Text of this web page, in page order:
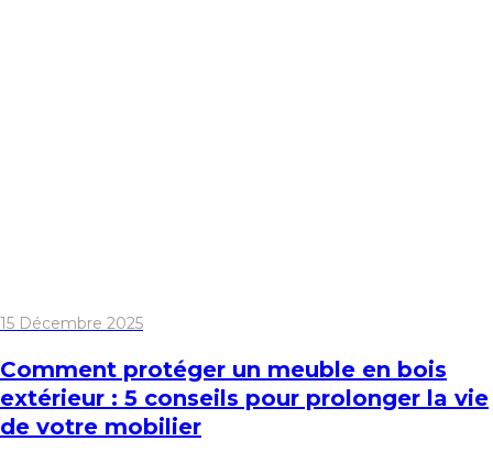
15 Décembre 2025
Comment protéger un meuble en bois
extérieur : 5 conseils pour prolonger la vie
de votre mobilier